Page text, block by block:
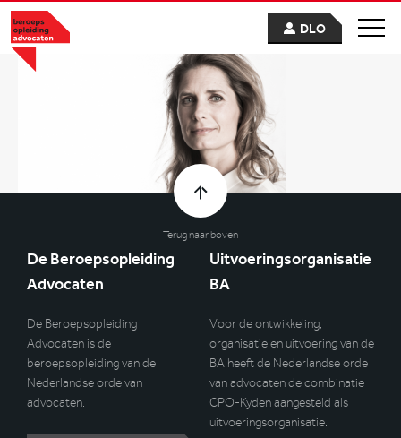
DLO
Terug naar boven
De Beroepsopleiding
Advocaten
De Beroepsopleiding
Advocaten is de
beroepsopleiding van de
Nederlandse orde van
advocaten.
Uitvoeringsorganisatie
BA
Voor de ontwikkeling,
organisatie en uitvoering van de
BA heeft de Nederlandse orde
van advocaten de combinatie
CPO-Kyden aangesteld als
uitvoeringsorganisatie.